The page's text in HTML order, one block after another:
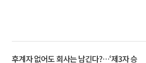
후계자 없어도 회사는 남긴다?…‘제3자 승